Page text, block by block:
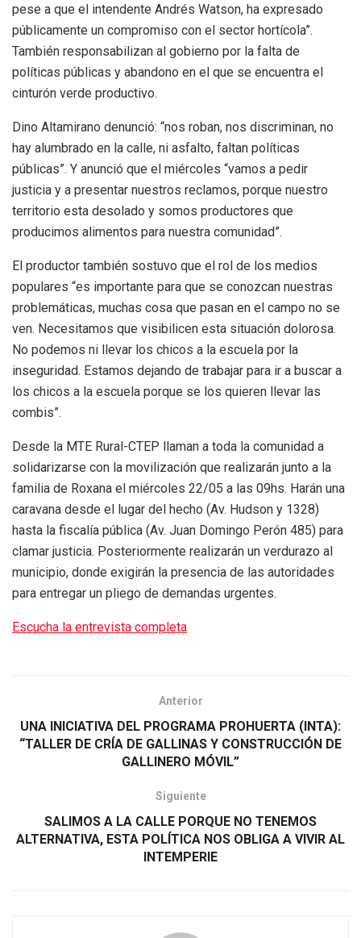
pese a que el intendente Andrés Watson, ha expresado
públicamente un compromiso con el sector hortícola”.
También responsabilizan al gobierno por la falta de
políticas públicas y abandono en el que se encuentra el
cinturón verde productivo.
Dino Altamirano denunció: “nos roban, nos discriminan, no
hay alumbrado en la calle, ni asfalto, faltan políticas
públicas”. Y anunció que el miércoles “vamos a pedir
justicia y a presentar nuestros reclamos, porque nuestro
territorio esta desolado y somos productores que
producimos alimentos para nuestra comunidad”.
El productor también sostuvo que el rol de los medios
populares “es importante para que se conozcan nuestras
problemáticas, muchas cosa que pasan en el campo no se
ven. Necesitamos que visibilicen esta situación dolorosa.
No podemos ni llevar los chicos a la escuela por la
inseguridad. Estamos dejando de trabajar para ir a buscar a
los chicos a la escuela porque se los quieren llevar las
combis”.
Desde la MTE Rural-CTEP llaman a toda la comunidad a
solidarizarse con la movilización que realizarán junto a la
familia de Roxana el miércoles 22/05 a las 09hs. Harán una
caravana desde el lugar del hecho (Av. Hudson y 1328)
hasta la fiscalía pública (Av. Juan Domingo Perón 485) para
clamar justicia. Posteriormente realizarán un verdurazo al
municipio, donde exigirán la presencia de las autoridades
para entregar un pliego de demandas urgentes.
Escucha la entrevista completa
Anterior
UNA INICIATIVA DEL PROGRAMA PROHUERTA (INTA):
“TALLER DE CRÍA DE GALLINAS Y CONSTRUCCIÓN DE
GALLINERO MÓVIL”
Siguiente
SALIMOS A LA CALLE PORQUE NO TENEMOS
ALTERNATIVA, ESTA POLÍTICA NOS OBLIGA A VIVIR AL
INTEMPERIE